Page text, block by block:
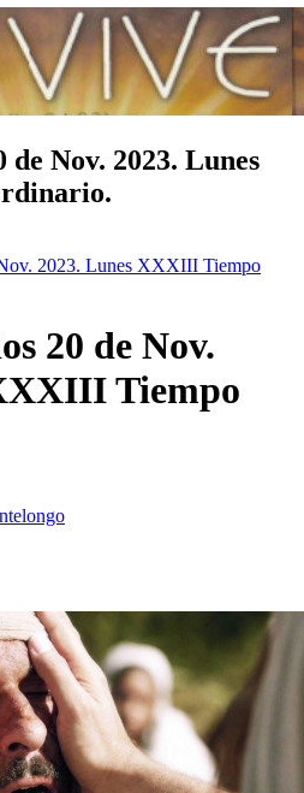
de Nov. 2023. Lunes
2023. Lunes XXXIII Tiempo
20 de Nov.
Tiempo